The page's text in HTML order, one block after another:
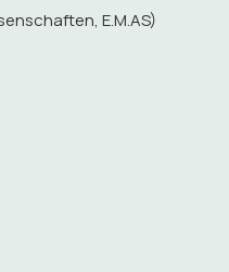
E.M.AS)